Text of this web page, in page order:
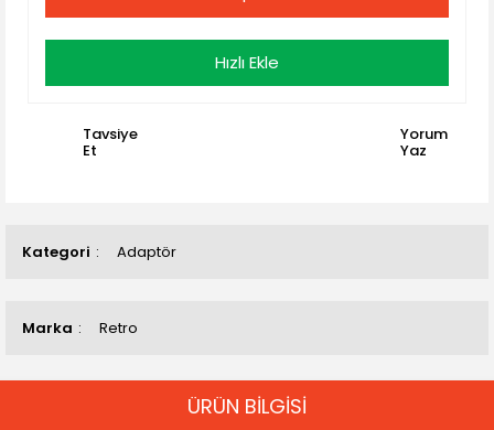
Kategori Adaptör
Marka Retro
Hızlı Ekle
Tavsiye
Et
Yorum
Yaz
ÜRÜN BİLGİSİ